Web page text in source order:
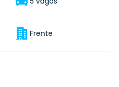
Frente